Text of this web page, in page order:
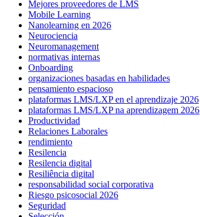
Mejores proveedores de LMS
Mobile Learning
Nanolearning en 2026
Neurociencia
Neuromanagement
normativas internas
Onboarding
organizaciones basadas en habilidades
pensamiento espacioso
plataformas LMS/LXP en el aprendizaje 2026
plataformas LMS/LXP na aprendizagem 2026
Productividad
Relaciones Laborales
rendimiento
Resilencia
Resilencia digital
Resiliência digital
responsabilidad social corporativa
Riesgo psicosocial 2026
Seguridad